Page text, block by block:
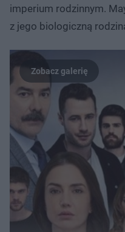
imperium rodzinnym.
z jego biologiczną